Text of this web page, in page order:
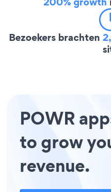
Bezoekers brachten
POWR
to grow
revenue.